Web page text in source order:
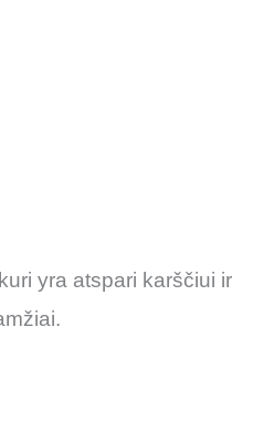
yra atspari karščiui ir